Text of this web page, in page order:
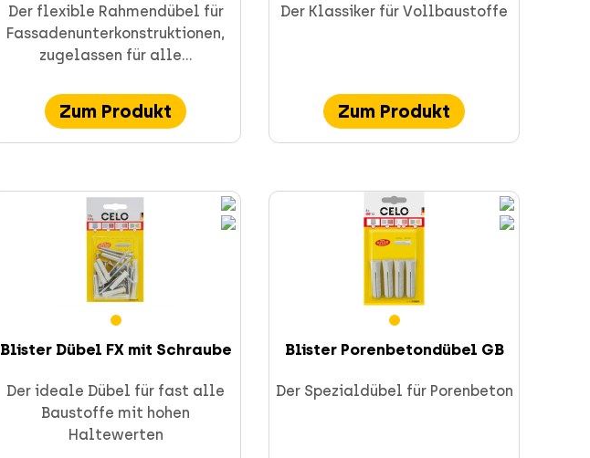
Der flexible Rahmendübel für
Fassadenunterkonstruktionen,
zugelassen für alle...
Zum Produkt
Der Klassiker für Vollbaustoffe
Zum Produkt
Blister Dübel FX mit Schraube
Der ideale Dübel für fast alle
Baustoffe mit hohen
Haltewerten
Blister Porenbetondübel GB
Der Spezialdübel für Porenbeton